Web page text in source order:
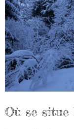
Où se situe